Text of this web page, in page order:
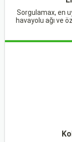
Sorgulamax, en
havayolu ağı ve